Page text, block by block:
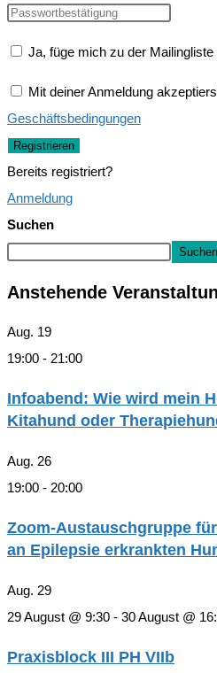
Ja, füge mich zu der Mailingliste
Mit deiner Anmeldung
Geschäftsbedingungen
Registrieren
Bereits registriert?
Anmeldung
Suchen
Suchen
Anstehende
Aug. 19
19:00 - 21:00
Infoabend: Wie wird mein
Kitahund oder
Aug. 26
19:00 - 20:00
Zoom-Austauschgruppe
an Epilepsie erkrankten
Aug. 29
29 August @ 9:30 - 30 August @
Praxisblock III PH VIIb